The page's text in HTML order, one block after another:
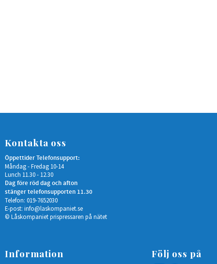
Kontakta oss
Öppettider Telefonsupport:
Måndag - Fredag 10-14
Lunch 11.30 - 12.30
Dag före röd dag och afton
stänger telefonsupporten 11.30
Telefon: 019-7652030
E-post: info@laskompaniet.se
© Låskompaniet prispressaren på nätet
Information Följ oss på